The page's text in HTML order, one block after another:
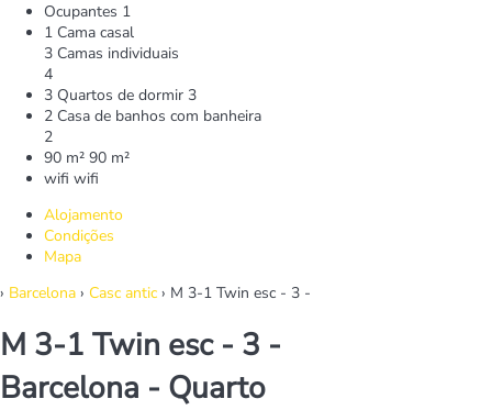
Ocupantes 1
1 Cama casal
3 Camas individuais
4
3 Quartos de dormir 3
2 Casa de banhos com banheira
2
90 m² 90 m²
wifi wifi
Alojamento
Condições
Mapa
› Barcelona › Casc antic › M 3-1 Twin esc - 3 -
M 3-1 Twin esc - 3 -
Barcelona - Quarto